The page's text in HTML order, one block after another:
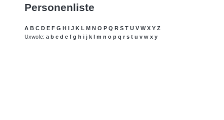
Personenliste
A B C D E F G H I J K L M N O P Q R S T U V W X Y Z
Uxwofe: a b c d e f g h i j k l m n o p q r s t u v w x y